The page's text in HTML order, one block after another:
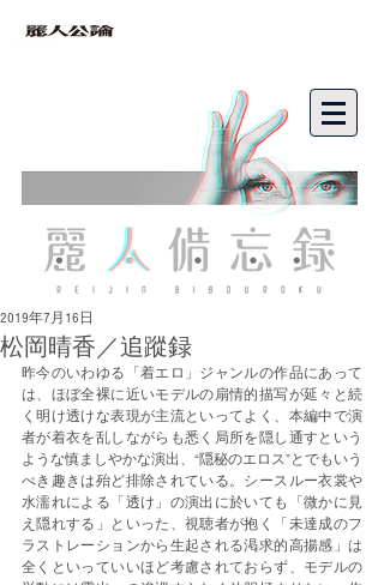
松岡晴香／追蹤録
2019年7月16日
昨今のいわゆる「着エロ」ジャンルの作品にあって
は、ほぼ全裸に近いモデルの扇情的描写が延々と続
く明け透けな表現が主流といってよく、本編中で演
者が着衣を乱しながらも悉く局所を隠し通すという
ような慎ましやかな演出、“隠秘のエロス”とでもいう
べき趣きは殆ど排除されている。シースルー衣裳や
水濡れによる「透け」の演出に於いても「微かに見
え隠れする」といった、視聴者が抱く「未達成のフ
ラストレーションから生起される渇求的高揚感」は
全くといっていいほど考慮されておらず、モデルの